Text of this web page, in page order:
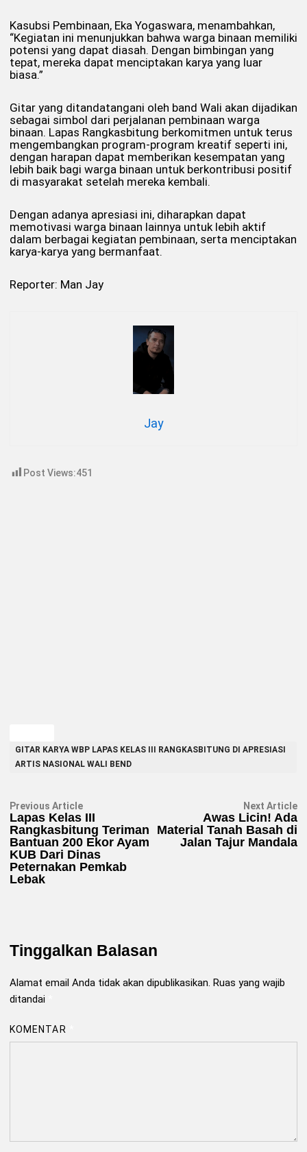
Kasubsi Pembinaan, Eka Yogaswara, menambahkan,
“Kegiatan ini menunjukkan bahwa warga binaan memiliki
potensi yang dapat diasah. Dengan bimbingan yang
tepat, mereka dapat menciptakan karya yang luar
biasa.”
Gitar yang ditandatangani oleh band Wali akan dijadikan
sebagai simbol dari perjalanan pembinaan warga
binaan. Lapas Rangkasbitung berkomitmen untuk terus
mengembangkan program-program kreatif seperti ini,
dengan harapan dapat memberikan kesempatan yang
lebih baik bagi warga binaan untuk berkontribusi positif
di masyarakat setelah mereka kembali.
Dengan adanya apresiasi ini, diharapkan dapat
memotivasi warga binaan lainnya untuk lebih aktif
dalam berbagai kegiatan pembinaan, serta menciptakan
karya-karya yang bermanfaat.
Reporter: Man Jay
Jay
Post Views:451
GITAR KARYA WBP LAPAS KELAS III RANGKASBITUNG DI APRESIASI
ARTIS NASIONAL WALI BEND
Navigasi
pos
Previous ArticlePrevious
article:
Lapas Kelas III
Rangkasbitung Teriman
Bantuan 200 Ekor Ayam
KUB Dari Dinas
Peternakan Pemkab
Lebak
Next Article
Awas Licin! Ada
Material Tanah Basah di
Jalan Tajur Mandala
Tinggalkan Balasan
Alamat email Anda tidak akan dipublikasikan. Ruas yang wajib
ditandai
KOMENTAR